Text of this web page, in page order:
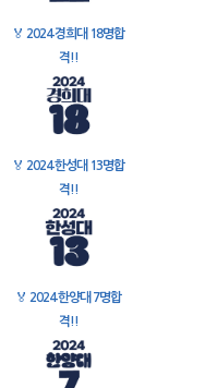
🏅 2024 경희대 18명합
격!!
🏅 2024 한성대 13명합
격!!
🏅 2024 한양대 7명합
격!!